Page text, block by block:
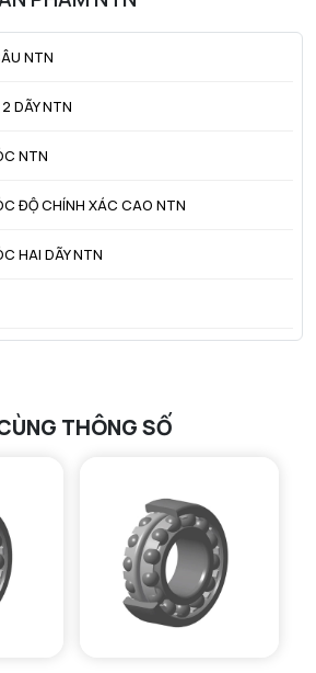
NTN
DÃY NTN
NTN
ĐỘ CHÍNH XÁC CAO NTN
HAI DÃY NTN
tối đa 2 mm
THÔNG SỐ